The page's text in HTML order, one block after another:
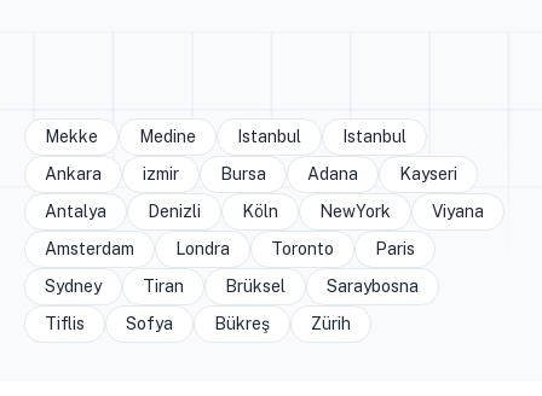
Mekke Medine Istanbul
Istanbul
Ankara
izmir Bursa Adana
Kayseri
Antalya
Denizli Köln NewYork
Viyana
Amsterdam
Londra Toronto
Paris
Sydney
Tiran Brüksel
Saraybosna
Tiflis
Sofya Bükreş Zürih